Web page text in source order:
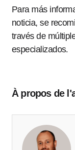
Para más
noticia, se
través de
especializados.
À propos de